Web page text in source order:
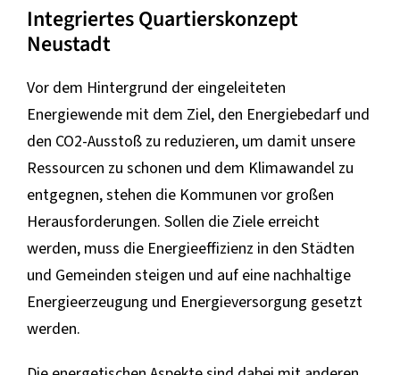
Integriertes Quartierskonzept
Neustadt
Vor dem Hintergrund der eingeleiteten
Energiewende mit dem Ziel, den Energiebedarf und
den CO2-Ausstoß zu reduzieren, um damit unsere
Ressourcen zu schonen und dem Klimawandel zu
entgegnen, stehen die Kommunen vor großen
Herausforderungen. Sollen die Ziele erreicht
werden, muss die Energieeffizienz in den Städten
und Gemeinden steigen und auf eine nachhaltige
Energieerzeugung und Energieversorgung gesetzt
werden.